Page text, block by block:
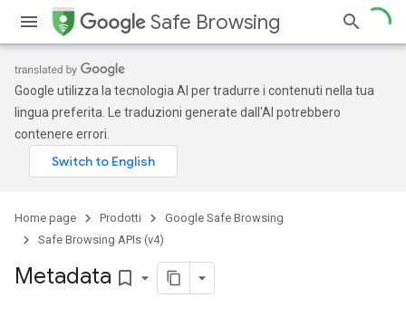
Safe Browsing
Google utilizza la tecnologia AI per tradurre i contenuti nella tua
lingua preferita. Le traduzioni generate dall'AI potrebbero
contenere errori.
Home page Prodotti
Google Safe Browsing
Safe Browsing APIs (v4)
Metadata bookmark_border